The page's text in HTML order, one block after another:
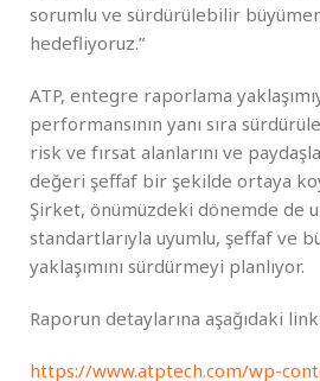
sorumlu ve sürdürülebilir
hedefliyoruz.”
ATP, entegre raporlama
performansının yanı sıra
risk ve fırsat alanlarını ve
değeri şeffaf bir şekilde ortaya
Şirket, önümüzdeki dönemde de
standartlarıyla uyumlu, şeffaf ve
yaklaşımını sürdürmeyi planlıyor.
Raporun detaylarına aşağıdaki
https://www.atptech.com/wp-